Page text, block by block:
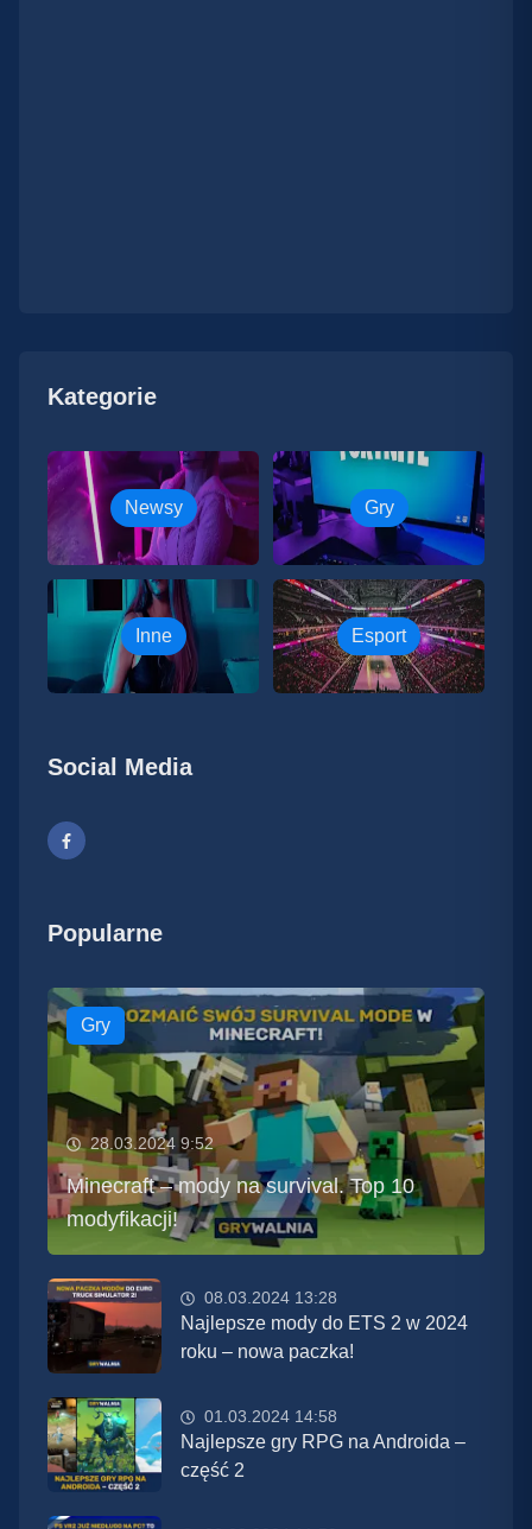
Kategorie
Newsy Gry
Inne Esport
Social Media
Popularne
Gry
28.03.2024 9:52
Minecraft – mody na survival. Top 10
modyfikacji!
08.03.2024 13:28
Najlepsze mody do ETS 2 w 2024
roku – nowa paczka!
01.03.2024 14:58
Najlepsze gry RPG na Androida –
część 2